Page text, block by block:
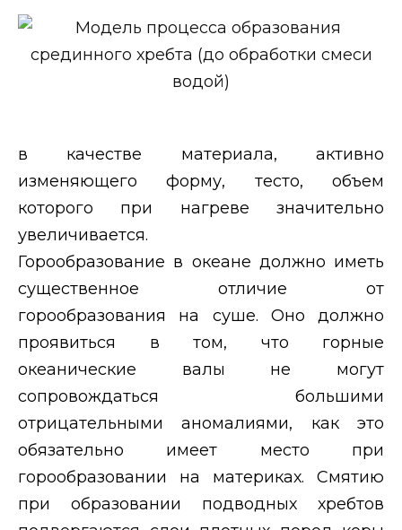
в качестве материала, активно
изменяющего форму, тесто, объем
которого при нагреве значительно
увеличивается.
Горообразование в океане должно иметь
существенное отличие от
горообразования на суше. Оно должно
проявиться в том, что горные
океанические валы не могут
сопровождаться большими
отрицательными аномалиями, как это
обязательно имеет место при
горообразовании на материках. Смятию
при образовании подводных хребтов